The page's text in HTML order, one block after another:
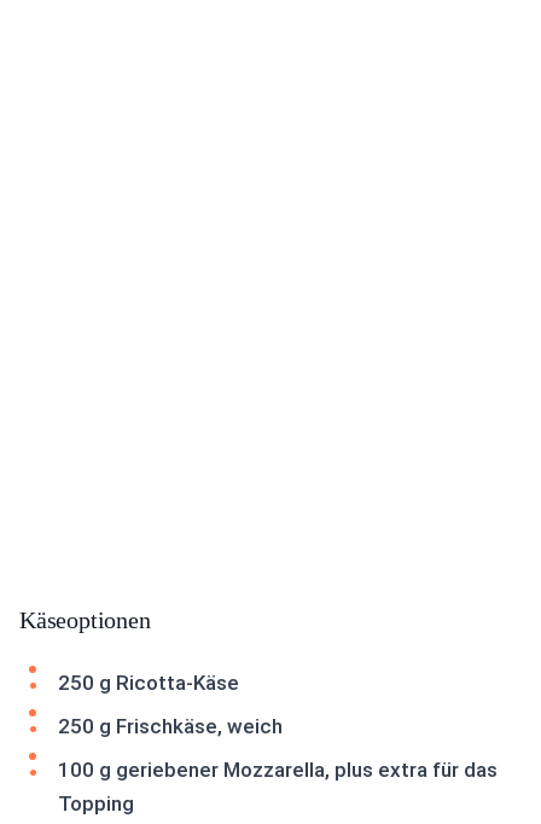
Käseoptionen
250 g Ricotta-Käse
250 g Frischkäse, weich
100 g geriebener Mozzarella, plus extra für das
Topping